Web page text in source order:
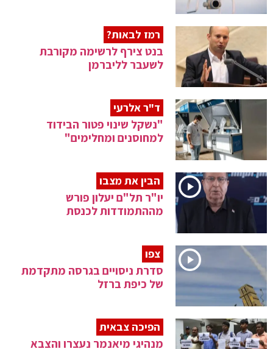
רמז לבאות?
בנט צירף לרשימה מקורבת
לשעבר לליברמן
ד"ר אלרעי
"נשקל שינוי פטור הבידוד
למחוסנים ומחלימים"
הבין את מצבו
יו"ר תל"ם יעלון פורש
מההתמודדות לכנסת
צפו
סדרת ניסויים בגרסה מתקדמת
של כיפת ברזל
הפיכה צבאית
מנהיגי מיאנמר נעצרו והצבא